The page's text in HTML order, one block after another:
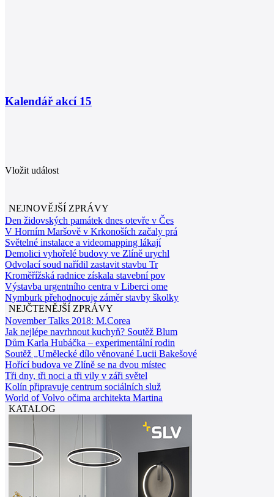
Kalendář akcí 15
Vložit událost
NEJNOVĚJŠÍ ZPRÁVY
Den židovských památek dnes otevře v Čes
V Horním Maršově v Krkonoších začaly prá
Světelné instalace a videomapping lákají
Demolici vyhořelé budovy ve Zlíně urychl
Odvolací soud nařídil zastavit stavbu Tr
Kroměřížská radnice získala stavební pov
Výstavba urgentního centra v Liberci ome
Nymburk přehodnocuje záměr stavby školky
NEJČTENĚJŠÍ ZPRÁVY
November Talks 2018: M.Corea
Jak nejlépe navrhnout kuchyň? Soutěž Blum
Dům Karla Hubáčka – experimentální rodin
Soutěž „Umělecké dílo věnované Lucii Bakešové
Hořící budova ve Zlíně se na dvou místec
Tři dny, tři noci a tři vily v záři světel
Kolín připravuje centrum sociálních služ
World of Volvo očima architekta Martina
KATALOG